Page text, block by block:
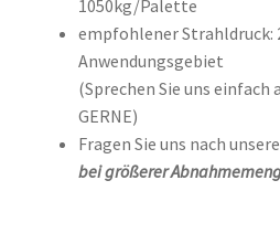
1050kg/Palette
empfohlener Strahldruck:
Anwendungsgebiet
(Sprechen Sie uns einfach
GERNE)
Fragen Sie uns nach
bei größerer